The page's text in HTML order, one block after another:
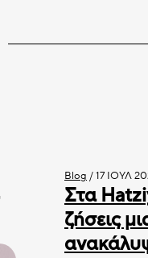
Blog /17 ΙΟΎΛ
Στα
ζήσεις